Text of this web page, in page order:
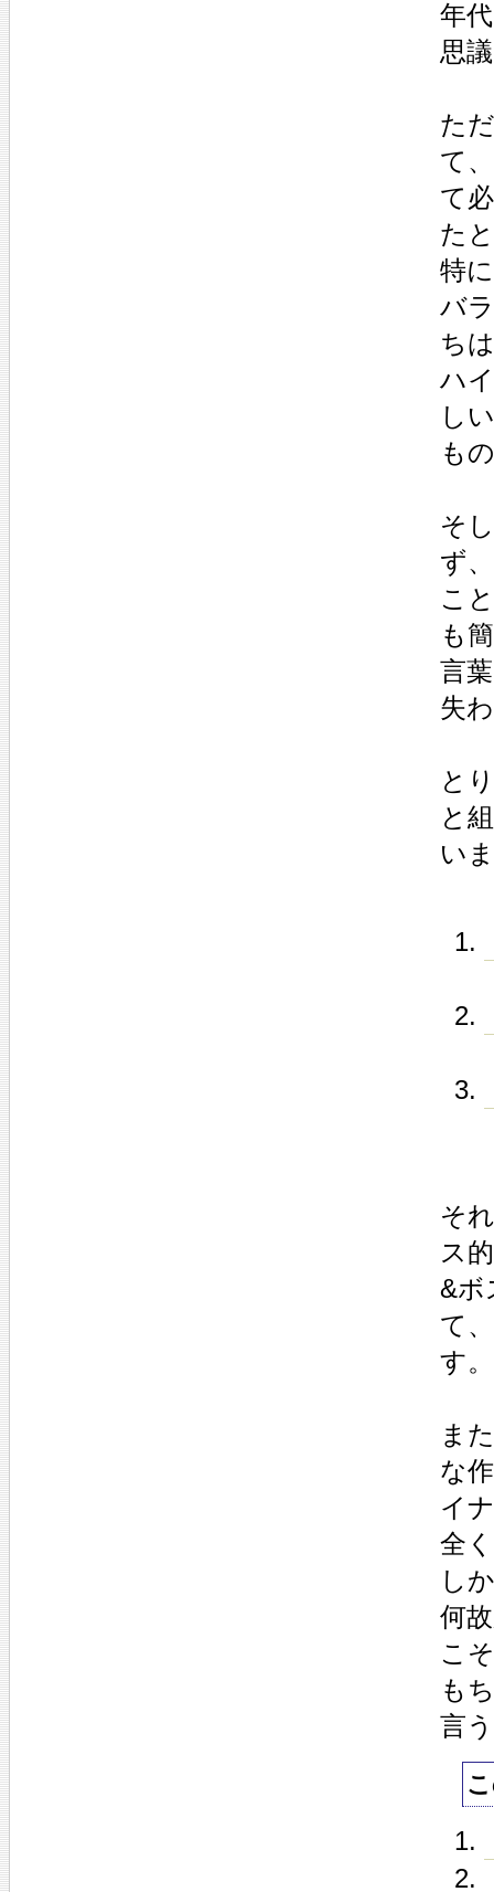
年
思
た
て
て
た
特
バ
ち
ハ
し
も
そ
ず
こ
も
言
失
と
と
い
そ
ス
&ボ
て
す。
ま
な
イ
全
し
何
こ
も
言